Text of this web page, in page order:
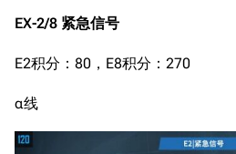
EX-2/8 紧急信号
E2积分：80，E8积分：270
α线